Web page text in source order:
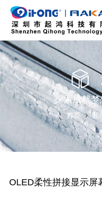
探索成就
首页 新
OLED柔性拼接显示屏